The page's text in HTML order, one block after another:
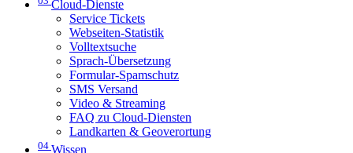
Cloud-Dienste
Service Tickets
Webseiten-Statistik
Volltextsuche
Sprach-Übersetzung
Formular-Spamschutz
SMS Versand
Video & Streaming
FAQ zu Cloud-Diensten
Landkarten & Geoverortung
04 Wissen